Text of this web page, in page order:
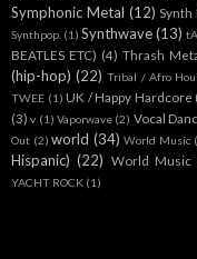
Symphonic Metal (12) Synth
Synthpop. (1) Synthwave (13)
BEATLES ETC) (4) Thrash
(hip-hop) (22) Tribal / Afro
TWEE (1) UK / Happy Hardcore
(3) v (1) Vaporwave (2) Vocal
Out (2) world (34) World Music
Hispanic) (22) World Music
YACHT ROCK (1)